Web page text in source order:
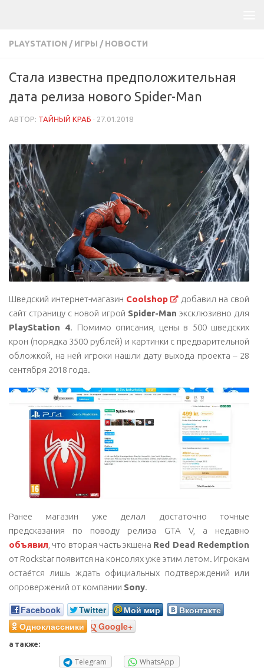
PLAYSTATION / ИГРЫ / НОВОСТИ
Стала известна предположительная
дата релиза нового Spider-Man
АВТОР: ТАЙНЫЙ КРАБ · 27.01.2018
Шведский интернет-магазин Coolshop
добавил на свой
сайт страницу с новой игрой Spider-Man эксклюзивно для
PlayStation 4. Помимо описания, цены в 500 шведских
крон (порядка 3500 рублей) и картинки с предварительной
обложкой, на ней игроки нашли дату выхода проекта – 28
сентября 2018 года.
Ранее магазин уже делал достаточно точные
предсказания по поводу релиза GTA V, а недавно
объявил , что вторая часть экшена Red Dead Redemption
от Rockstar появится на консолях уже этим летом. Игрокам
остаётся лишь ждать официальных подтверждений или
опровержений от компании Sony.
Facebook Twitter Мой мир
Вконтакте
Одноклассники
Google+
а также:
Telegram
WhatsApp